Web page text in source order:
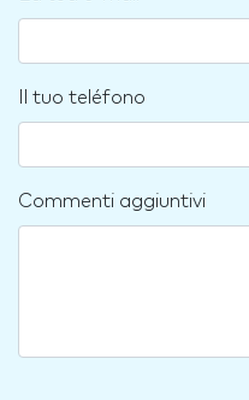
Il tuo teléfono
Commenti aggiuntivi